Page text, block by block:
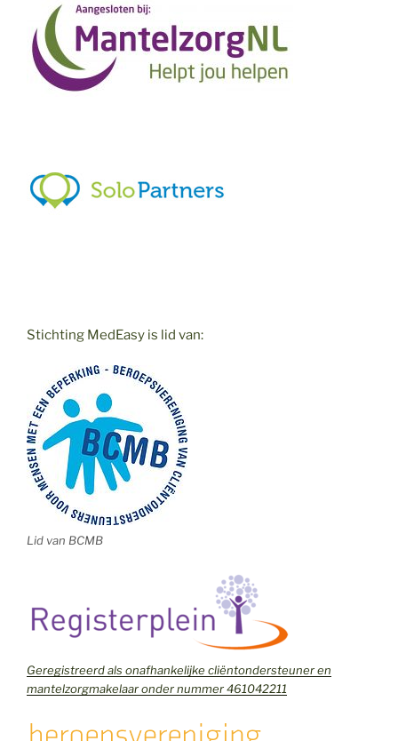
Stichting MedEasy is lid van:
Lid van BCMB
Geregistreerd als onafhankelijke cliëntondersteuner en
mantelzorgmakelaar onder nummer 461042211